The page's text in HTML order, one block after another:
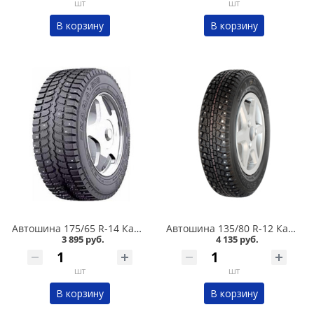
шт
В корзину
шт
В корзину
Автошина 175/65 R-14 Кама 505 82T шип в Кургане
3 895 руб.
шт
В корзину
Автошина 135/80 R-12 Кама 503 68Q шип в Кургане
4 135 руб.
шт
В корзину